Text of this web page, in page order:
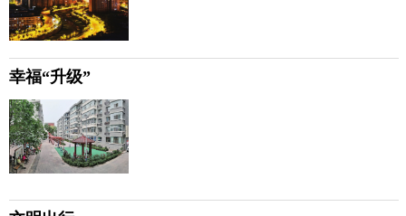
幸福“升级”